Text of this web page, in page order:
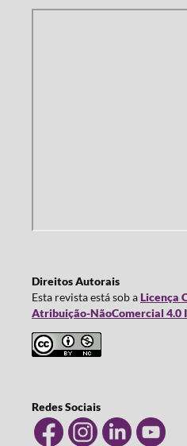
Direitos Autorais
Esta revista está sob aLicença
Atribuição-NãoComercial 4.0
Redes Sociais